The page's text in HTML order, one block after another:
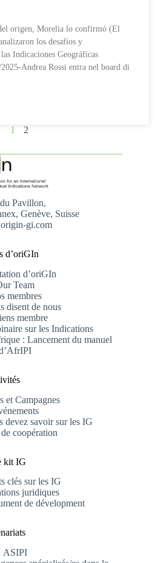
origen, Morelia lo confirmó (El
los desafíos y
Indicaciones Geográficas
Andrea Rossi entra nel board di
1 2
Pavillon,
Genève, Suisse
gi.com
d’oriGIn
d’oriGIn
Team
membres
disent de nous
membre
sur les Indications
: Lancement du manuel
et Campagnes
devez savoir sur les IG
coopération
kit IG
clés sur les IG
juridiques
de dévelopment
ASIPI